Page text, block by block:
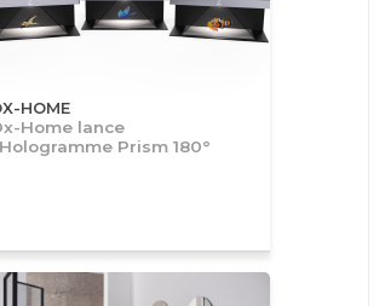
HOME
Home lance
Prism 180°